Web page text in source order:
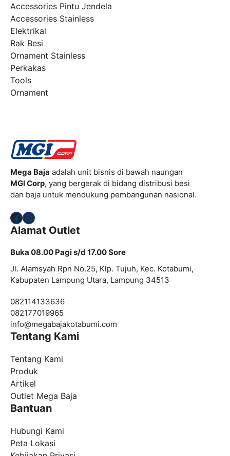
Accessories Pintu Jendela
Accessories Stainless
Elektrikal
Rak Besi
Ornament Stainless
Perkakas
Tools
Ornament
Mega Baja adalah unit bisnis di bawah naungan
MGI Corp, yang bergerak di bidang distribusi besi
dan baja untuk mendukung pembangunan nasional.
Facebook
Instagram
Alamat Outlet
Buka 08.00 Pagi s/d 17.00 Sore
Jl. Alamsyah Rpn No.25, Klp. Tujuh, Kec. Kotabumi,
Kabupaten Lampung Utara, Lampung 34513
082114133636
082177019965
info@megabajakotabumi.com
Tentang Kami
Tentang Kami
Produk
Artikel
Outlet Mega Baja
Bantuan
Hubungi Kami
Peta Lokasi